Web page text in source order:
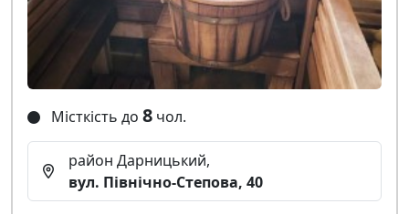
Місткість до 8 чол.
район Дарницький,
вул. Північно-Степова, 40